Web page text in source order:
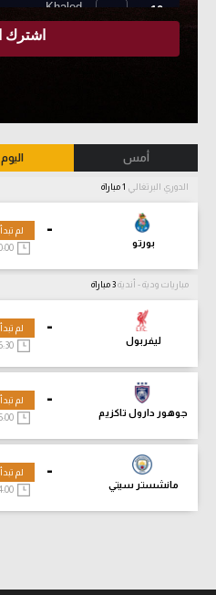
أمس اليوم
الدوري البرتغالي
-
بورتو
لم تبدأ
مباريات ودية - أندية
-
ليفربول
لم تبدأ
-
جوهور دارول تاكزيم
لم تبدأ
15:00
-
مانشستر سيتي
لم تبدأ
14:00